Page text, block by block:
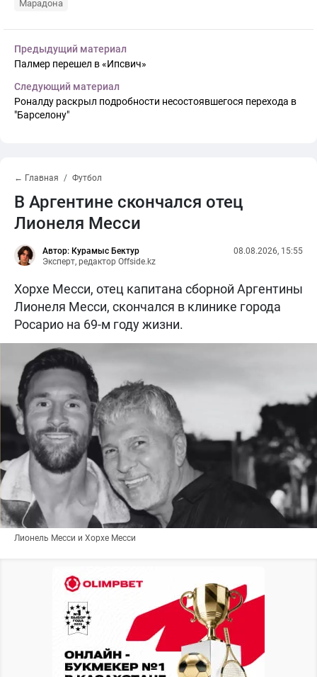
Марадона
Предыдущий материал
Палмер перешел в «Ипсвич»
Следующий материал
Роналду раскрыл подробности несостоявшегося перехода в
"Барселону"
← Главная Футбол
В Аргентине скончался отец
Лионеля Месси
Автор: Курамыс Бектур
Эксперт, редактор Offside.kz
08.08.2026, 15:55
Хорхе Месси, отец капитана сборной Аргентины
Лионеля Месси, скончался в клинике города
Росарио на 69-м году жизни.
Лионель Месси и Хорхе Месси